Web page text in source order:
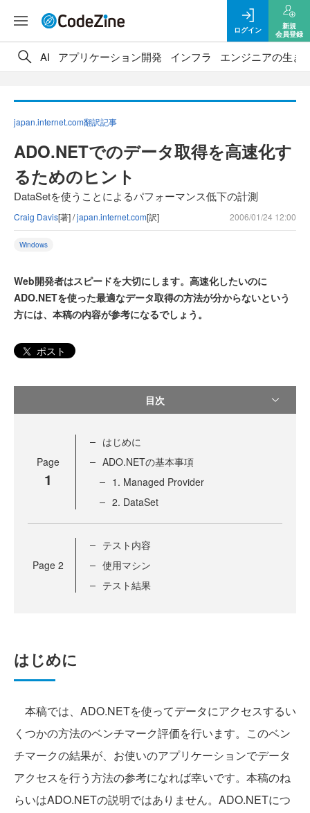
ログイン
新規
会員登録
AI アプリケーション開発 インフラ エンジニアの生き
japan.internet.com翻訳記事
ADO.NETでのデータ取得を高速化す
るためのヒント
DataSetを使うことによるパフォーマンス低下の計測
Craig Davis[著] /japan.internet.com[訳] 2006/01/24 12:00
Windows
Web開発者はスピードを大切にします。高速化したいのに
ADO.NETを使った最適なデータ取得の方法が分からないという
方には、本稿の内容が参考になるでしょう。
ポスト
目次
Page
1
はじめに
ADO.NETの基本事項
1. Managed Provider
2. DataSet
Page 2
テスト内容
使用マシン
テスト結果
はじめに
本稿では、ADO.NETを使ってデータにアクセスするい
くつかの方法のベンチマーク評価を行います。このベン
チマークの結果が、お使いのアプリケーションでデータ
アクセスを行う方法の参考になれば幸いです。本稿のね
らいはADO.NETの説明ではありません。ADO.NETにつ